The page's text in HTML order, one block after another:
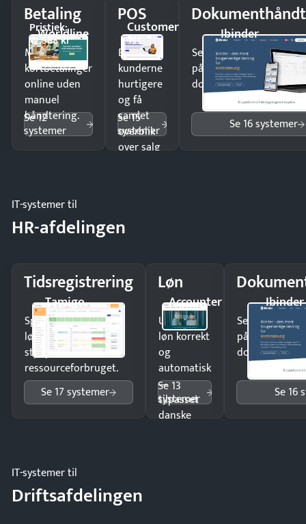
Betaling
Worldline
Pristjek:
12.588 kr
Modtag
kortbetalinger
online uden
manuel
håndtering.
Se 12
systemer
POS
Customer
1st
Ekspedér
kunderne
hurtigere
og få
samlet
overblik
over salg
Se 15
systemer
Ibinder
Send kontrakter til
på minutter og mist
dokumenter.
Se 16 systemer
IT-systemer til
HR-afdelingen
Tidsregistrering
Tamigo
Spar tid på
lønberegning og få
styr på
ressourceforbruget.
Se 17 systemer
Løn
Accounter
Udbetal
løn korrekt
og
automatisk
—
tilpasset
danske
Se 13
systemer
Ibinder
Send
på minutter
dokumenter.
Se 16
IT-systemer til
Driftsafdelingen